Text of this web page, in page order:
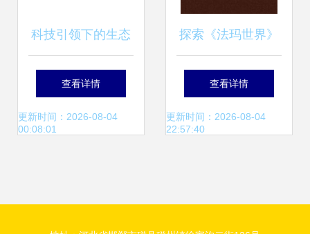
科技引领下的生态
联盟 河南玛之源、
艾特贸易网与婕玛
查看详情
更新时间：2026-08-04
00:08:01
探索《法玛世界》
婕玛网络的创新之
举
查看详情
更新时间：2026-08-04
22:57:40